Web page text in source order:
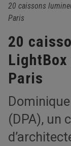
20 caissons
Paris
20
Paris
(DPA), un